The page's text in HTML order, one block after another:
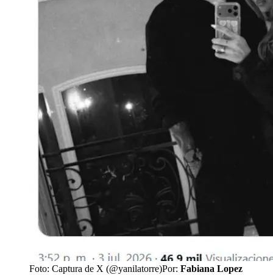
Foto: Captura de X (@yanilatorre)Por: Fabiana Lopez